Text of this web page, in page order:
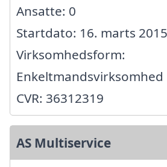
Ansatte: 0
Startdato: 16. marts
Virksomhedsform:
Enkeltmandsvirksomhed
CVR: 36312319
AS Multiservice